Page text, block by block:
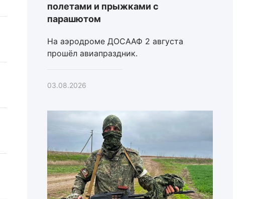
полетами и прыжками с
парашютом
На аэродроме ДОСААФ 2 августа
прошёл авиапраздник.
03.08.2026